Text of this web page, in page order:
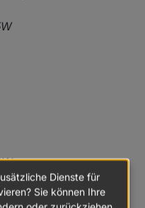
Dienste für
Sie können Ihre